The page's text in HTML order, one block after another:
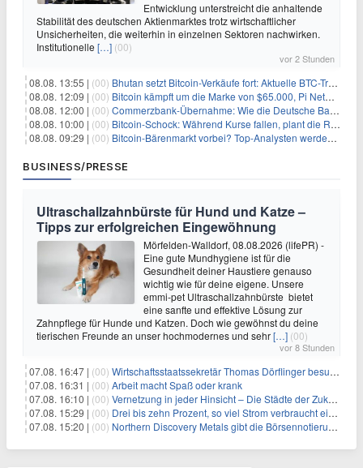
Entwicklung unterstreicht die anhaltende
Stabilität des deutschen Aktienmarktes trotz wirtschaftlicher
Unsicherheiten, die weiterhin in einzelnen Sektoren nachwirken.
Institutionelle […] (00)
vor 2 Stunden
08.08. 13:55 | (00) Bhutan setzt Bitcoin-Verkäufe fort: Aktuelle BTC-Transaktionen
08.08. 12:09 | (00) Bitcoin kämpft um die Marke von $65.000, Pi Network gewinnt an Unterstützung
08.08. 12:00 | (00) Commerzbank-Übernahme: Wie die Deutsche Bank im Schatten zum großen Gewinner wird
08.08. 10:00 | (00) Bitcoin-Schock: Während Kurse fallen, plant die Regierung die Steuer-Bombe
08.08. 09:29 | (00) Bitcoin-Bärenmarkt vorbei? Top-Analysten werden optimistisch, aber die Geschichte sagt etwas anderes
BUSINESS/PRESSE
Ultraschallzahnbürste für Hund und Katze –
Tipps zur erfolgreichen Eingewöhnung
Mörfelden-Walldorf, 08.08.2026 (lifePR) -
Eine gute Mundhygiene ist für die
Gesundheit deiner Haustiere genauso
wichtig wie für deine eigene. Unsere
emmi-pet Ultraschallzahnbürste bietet
eine sanfte und effektive Lösung zur
Zahnpflege für Hunde und Katzen. Doch wie gewöhnst du deine
tierischen Freunde an unser hochmodernes und sehr[…] (00)
vor 8 Stunden
07.08. 16:47 | (00) Wirtschaftsstaatssekretär Thomas Dörflinger besucht Handwerksbetrieb im Kammerbezirk Freiburg
07.08. 16:31 | (00) Arbeit macht Spaß oder krank
07.08. 16:10 | (00) Vernetzung in jeder Hinsicht – Die Städte der Zukunft sind grün-blau
07.08. 15:29 | (00) Drei bis zehn Prozent, so viel Strom verbraucht ein Aufzug im Gebäude
07.08. 15:20 | (00) Northern Discovery Metals gibt die Börsennotierung an der Frankfurter Wertpapierbörse bekannt